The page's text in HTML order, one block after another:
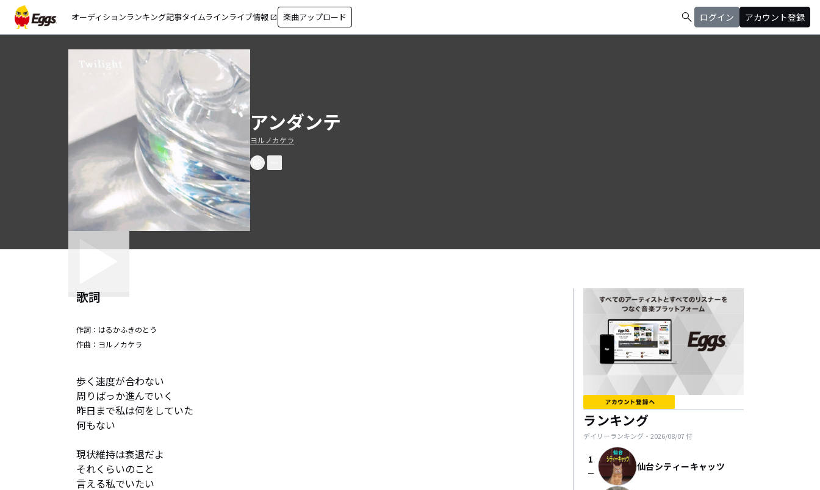
オーディションランキング記事タイムラインライブ情報 open_in_new 楽曲アップロード search ログイン アカウント登録
アンダンテ
ヨルノカケラ
歌詞
作詞： はるかふきのとう
作曲： ヨルノカケラ
歩く速度が合わない
周りばっか進んでいく
昨日まで私は何をしていた
何もない
現状維持は衰退だよ
それくらいのこと
言える私でいたい
ランキング
デイリーランキング・ 2026/08/07付
1
check_indeterminate_small 仙台シティーキャッツ